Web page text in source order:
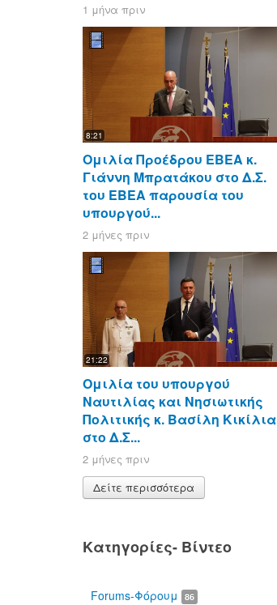
1 μήνα πριν
8:21
Ομιλία Προέδρου ΕΒΕΑ κ.
Γιάννη Μπρατάκου στο Δ.Σ.
του ΕΒΕΑ παρουσία του
υπουργού...
2 μήνες πριν
21:22
Ομιλία του υπουργού
Ναυτιλίας και Νησιωτικής
Πολιτικής κ. Βασίλη Κικίλια
στο Δ.Σ...
2 μήνες πριν
Δείτε περισσότερα
Κατηγορίες- Βίντεο
Forums-Φόρουμ 86